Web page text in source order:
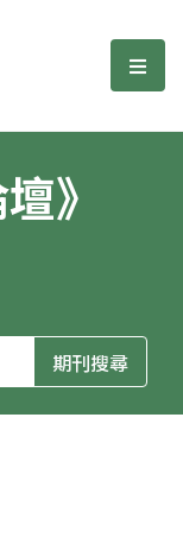
選
》